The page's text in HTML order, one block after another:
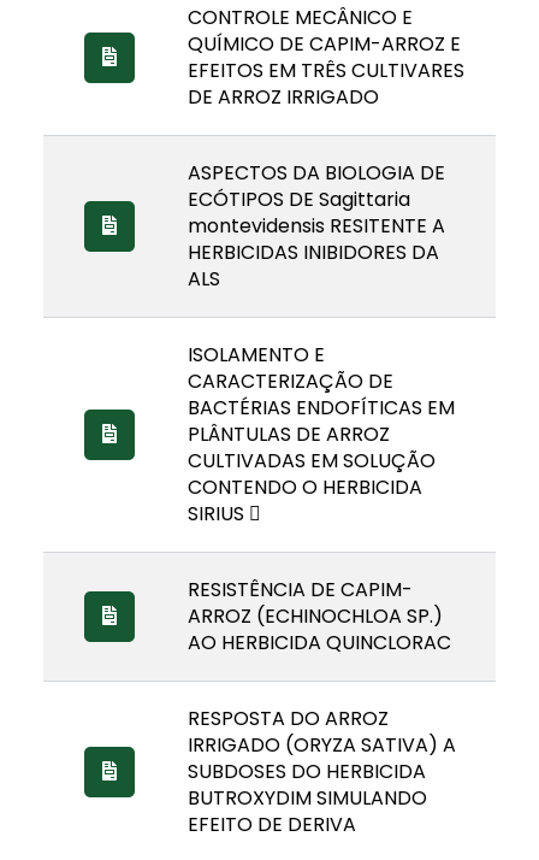
CONTROLE MECÂNICO E
QUÍMICO DE CAPIM-ARROZ E
EFEITOS EM TRÊS CULTIVARES
DE ARROZ IRRIGADO
ASPECTOS DA BIOLOGIA DE
ECÓTIPOS DE Sagittaria
montevidensis RESITENTE A
HERBICIDAS INIBIDORES DA
ALS
ISOLAMENTO E
CARACTERIZAÇÃO DE
BACTÉRIAS ENDOFÍTICAS EM
PLÂNTULAS DE ARROZ
CULTIVADAS EM SOLUÇÃO
CONTENDO O HERBICIDA
SIRIUS 
RESISTÊNCIA DE CAPIM-
ARROZ (ECHINOCHLOA SP.)
AO HERBICIDA QUINCLORAC
RESPOSTA DO ARROZ
IRRIGADO (ORYZA SATIVA) A
SUBDOSES DO HERBICIDA
BUTROXYDIM SIMULANDO
EFEITO DE DERIVA